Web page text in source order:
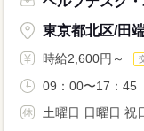
東京都北区/田
時給2,600円～
09：00〜17：45
土曜日 日曜日 祝